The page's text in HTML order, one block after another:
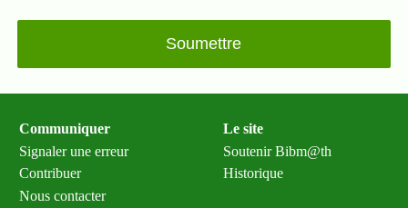
Communiquer
Signaler une erreur
Contribuer
Nous contacter
Le site
Soutenir Bibm@th
Historique